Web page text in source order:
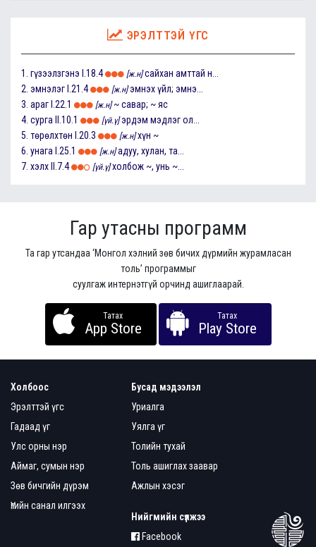
ЭРЭЛТТЭЙ ҮГС
1. гүзээлзгэнэ I.18.4 [ж.н] сайхан амттай н...
2. эмнэлэг I.21.4 [ж.н] эмнэх үйл; эмнэ...
3. араг I.22.1 [ж.н] ~ савар; ~ яс
4. сурга II.10.1 [үй.ү] эрдэм мэдлэг ол...
5. төрөлхтөн I.20.3 [ж.н] хүн ~
6. унага I.25.1 [ж.н] адуу, хулан, та...
7. хэлх II.7.4 [үй.ү] холбож ~, унь ~...
Гар утасны программ
Та гар утсандаа ‘Монгол хэлний зөв бичих дүрмийн журамласан
толь’ программыг
суулгаж интернэтгүй орчинд ашиглаарай.
Татах
App Store
Татах
Play Store
Холбоос
Эрэлттэй үгс
Гадаад үг
Улс орны нэр
Аймаг, сумын нэр
Зөв бичгийн дүрэм
Үгийн санал илгээх
Бусад мэдээлэл
Уриалга
Уялга үг
Толийн тухай
Толь ашиглах заавар
Ажлын хэсэг
Нийгмийн сүлжээ
Facebook